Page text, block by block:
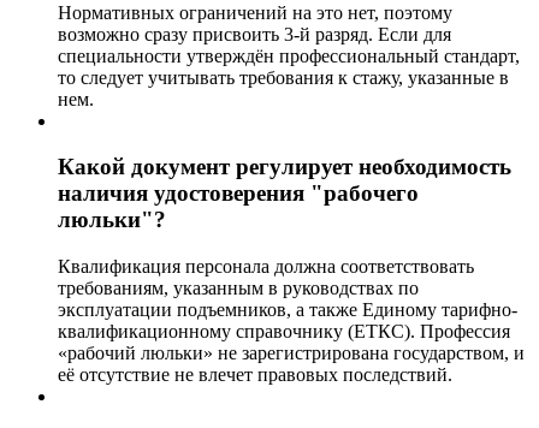
Нормативных ограничений на это нет, поэтому
возможно сразу присвоить 3-й разряд. Если для
специальности утверждён профессиональный стандарт,
то следует учитывать требования к стажу, указанные в
нем.
Какой документ регулирует необходимость
наличия удостоверения "рабочего
люльки"?
Квалификация персонала должна соответствовать
требованиям, указанным в руководствах по
эксплуатации подъемников, а также Единому тарифно-
квалификационному справочнику (ЕТКС). Профессия
«рабочий люльки» не зарегистрирована государством, и
её отсутствие не влечет правовых последствий.